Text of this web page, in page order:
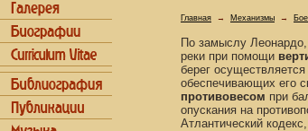
Главная → Механизмы →
По замыслу Леонардо,
реки при помощи
берег осуществляется
обеспечивающих его
противовесом при
опускания на
Атлантический